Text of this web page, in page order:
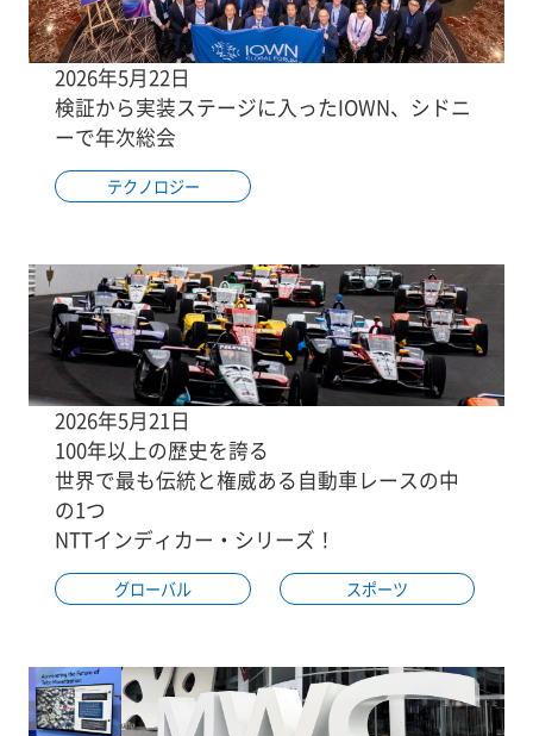
2026年5月22日
検証から実装ステージに入ったIOWN、シドニ
ーで年次総会
テクノロジー
2026年5月21日
100年以上の歴史を誇る
世界で最も伝統と権威ある自動車レースの中
の1つ
NTTインディカー・シリーズ！
グローバル スポーツ